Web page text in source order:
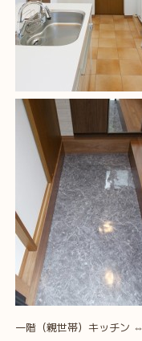
一階（親世帯）キッチン ⇔